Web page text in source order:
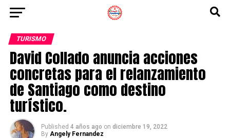
TURISMO
David Collado anuncia acciones
concretas para el relanzamiento
de Santiago como destino
turístico.
Published 4 años ago on diciembre 19, 2022
By Angely Fernandez